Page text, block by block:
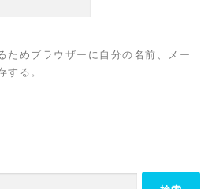
ためブラウザーに自分の名前、メー
する。